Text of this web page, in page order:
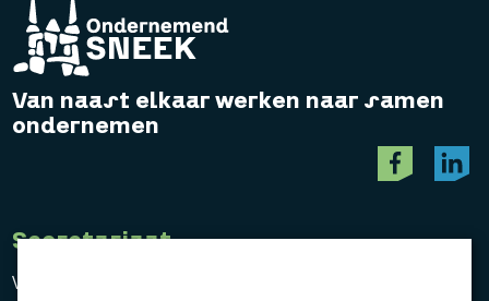
Van naast elkaar werken naar samen
ondernemen
Secretariaat
Vereniging Ondernemend Sneek